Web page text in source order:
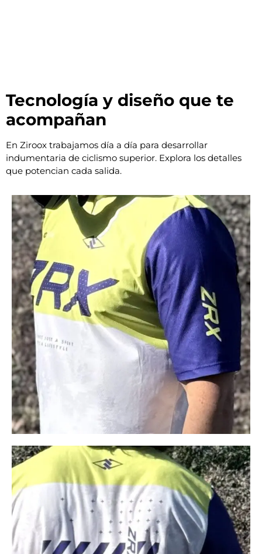
Tecnología y diseño que te
acompañan
En Ziroox trabajamos día a día para desarrollar
indumentaria de ciclismo superior. Explora los detalles
que potencian cada salida.